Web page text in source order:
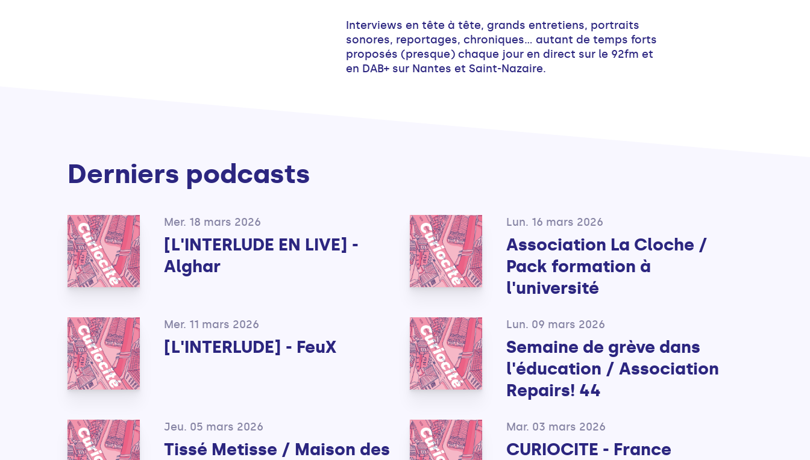
Interviews en tête à tête, grands entretiens, portraits
sonores, reportages, chroniques... autant de temps forts
proposés (presque) chaque jour en direct sur le 92fm et
en DAB+ sur Nantes et Saint-Nazaire.
Derniers podcasts
Mer. 18 mars 2026
[L'INTERLUDE EN LIVE] -
Alghar
Lun. 16 mars 2026
Association La Cloche /
Pack formation à
l'université
Mer. 11 mars 2026
[L'INTERLUDE] - FeuX
Lun. 09 mars 2026
Semaine de grève dans
l'éducation / Association
Repairs! 44
Jeu. 05 mars 2026
Tissé Metisse / Maison des
Mar. 03 mars 2026
CURIOCITE - France